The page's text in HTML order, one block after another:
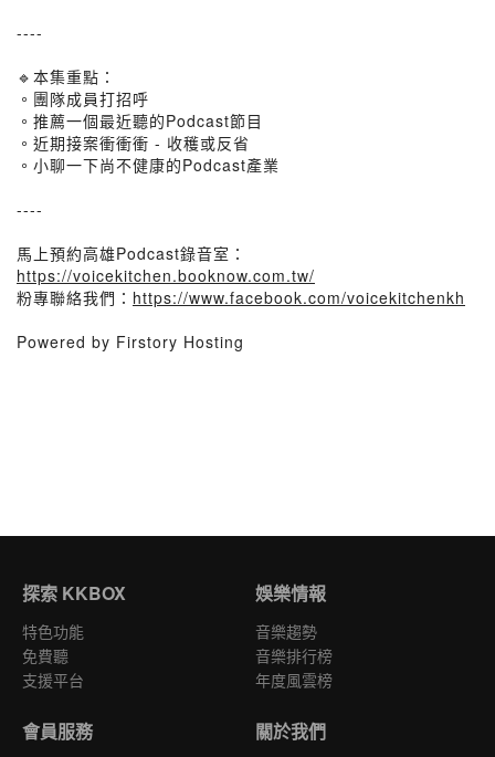
----
🔹本集重點：
。團隊成員打招呼
。推薦一個最近聽的Podcast節目
。近期接案衝衝衝 - 收穫或反省
。小聊一下尚不健康的Podcast產業
----
馬上預約高雄Podcast錄音室：
https://voicekitchen.booknow.com.tw/
粉專聯絡我們： https://www.facebook.com/voicekitchenkh
Powered by Firstory Hosting
探索 KKBOX
特色功能
免費聽
支援平台
娛樂情報
音樂趨勢
音樂排行榜
年度風雲榜
會員服務 關於我們